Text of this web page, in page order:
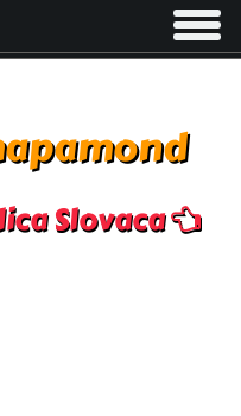
Toggle
Slovaca